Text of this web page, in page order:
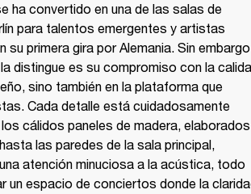
ha convertido en una de las salas de
para talentos emergentes y artistas
su primera gira por Alemania. Sin
distingue es su compromiso con la
sino también en la plataforma que
Cada detalle está cuidadosamente
cálidos paneles de madera, elaborados
las paredes de la sala principal,
atención minuciosa a la acústica, todo
un espacio de conciertos donde la